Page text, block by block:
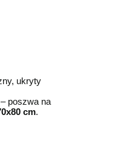
ukryty
poszwa na
cm.